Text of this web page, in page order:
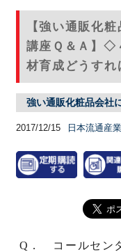
【強い通販化
講座Ｑ＆Ａ】◇
材育成どうすれ
強い通販化粧品会社
2017/12/15 日本流通産
Q． コールセン